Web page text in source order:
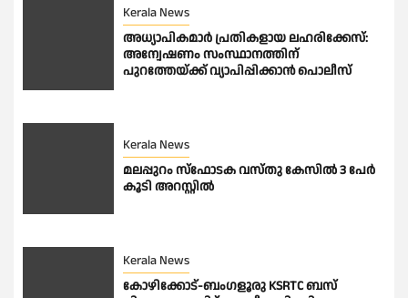
Kerala News
അധ്യാപികമാര്‍ പ്രതികളായ ലഹരിക്കേസ്:
അന്വേഷണം സംസ്ഥാനത്തിന്
പുറത്തേയ്ക്ക് വ്യാപിപ്പിക്കാന്‍ പൊലീസ്
Kerala News
മലപ്പുറം സ്ഫോടക വസ്തു കേസിൽ 3 പേർ
കൂടി അറസ്റ്റിൽ
Kerala News
കോഴിക്കോട്-ബംഗളൂരു KSRTC ബസ്